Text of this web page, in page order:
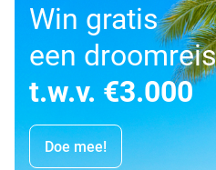
Win gratis
een droomreis
t.w.v. €3.000
Doe mee!